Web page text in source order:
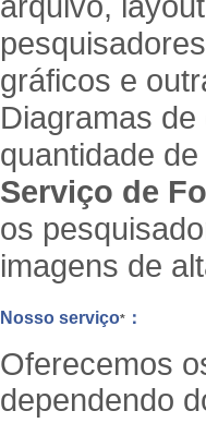
gráficos e
Diagramas
quantidade
Serviço de
os
imagens de
Nosso serviço* ：
Oferecemos
dependendo